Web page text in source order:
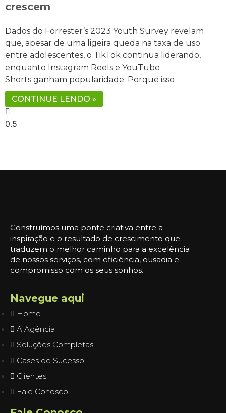
crescem
Dados do Forrester’s 2023 Youth Survey revelam
que, apesar de uma ligeira queda na taxa de uso
entre adolescentes, o TikTok continua liderando,
enquanto Instagram Reels e YouTube
Shorts ganham popularidade. Porque isso
CONTINUE LENDO »
Construímos uma ponte criativa entre a
inspiração e o resultado de crescimento que
traduzem o melhor caminho para a excelência
de nossos serviços, com eficiência, ousadia e
compromisso com os seus sonhos.
Navegue aqui
Home
A Agência
Soluções Completas
Cases de Sucesso
Clientes
Fale Conosco